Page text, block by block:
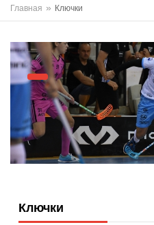
Главная » Ключки
Ключки